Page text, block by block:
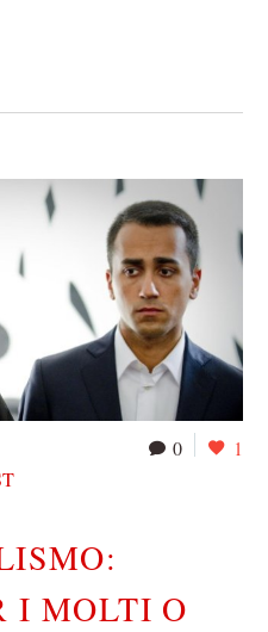
0 1
I MOLTI O